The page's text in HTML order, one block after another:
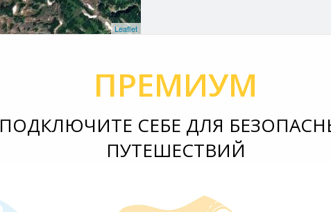
Leaflet
ПРЕМИУМ
ПОДКЛЮЧИТЕ СЕБЕ ДЛЯ
ПУТЕШЕСТВИЙ